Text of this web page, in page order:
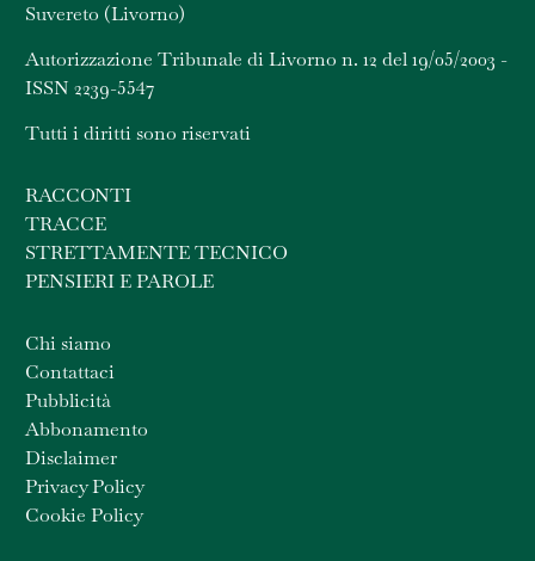
Suvereto (Livorno)
Autorizzazione Tribunale di Livorno n. 12 del 19/05/2003 -
ISSN 2239-5547
Tutti i diritti sono riservati
RACCONTI
TRACCE
STRETTAMENTE TECNICO
PENSIERI E PAROLE
Chi siamo
Contattaci
Pubblicità
Abbonamento
Disclaimer
Privacy Policy
Cookie Policy